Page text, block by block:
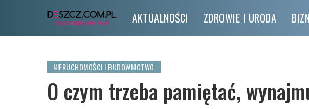
AKTUALNOŚCI ZDROWIE I URODA
NIERUCHOMOŚCI I BUDOWNICTWO
O czym trzeba pamiętać,